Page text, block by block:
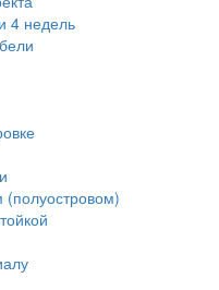
4 недель
(полуостровом)